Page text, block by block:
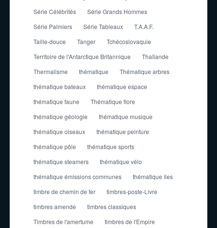
Série Célébrités
Série Grands Hommes
Série Palmiers
Série Tableaux
T.A.A.F.
Taille-douce
Tanger
Tchécoslovaquie
Territoire de l'Antarctique Britannique
Thaïlande
Thermalisme
thématique
Thématique arbres
thématique bateaux
thématique espace
thématique faune
Thématique flore
thématique géologie
thématique musique
thématique oiseaux
thématique peinture
thématique pôle
thématique sports
thématique steamers
thématique vélo
thématique émissions communes
thématique îles
timbre de chemin de fer
timbres-poste-Livre
timbres amende
timbres classiques
Timbres de l'amertume
timbres de l'Empire